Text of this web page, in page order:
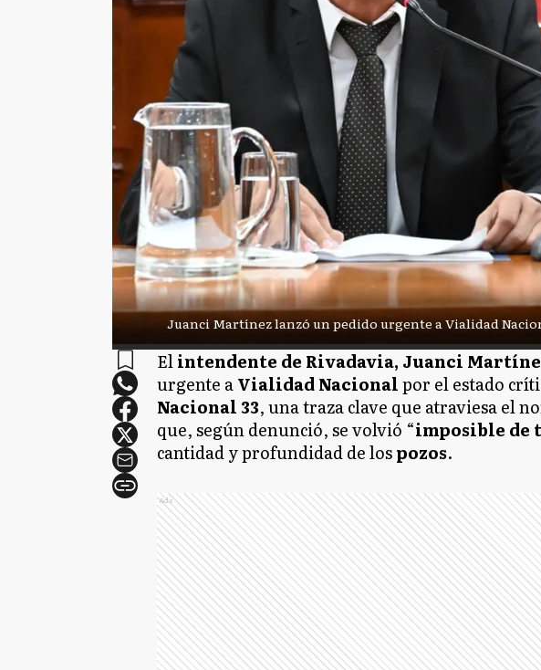
Juanci Martínez lanzó un pedido urgente a Vialidad
Elintendente de Rivadavia, Juanci
urgente aVialidad Nacionalpor el estado
Nacional 33, una traza clave que atraviesa el
que, según denunció, se volvió “imposible de
cantidad y profundidad de lospozos.
Ads